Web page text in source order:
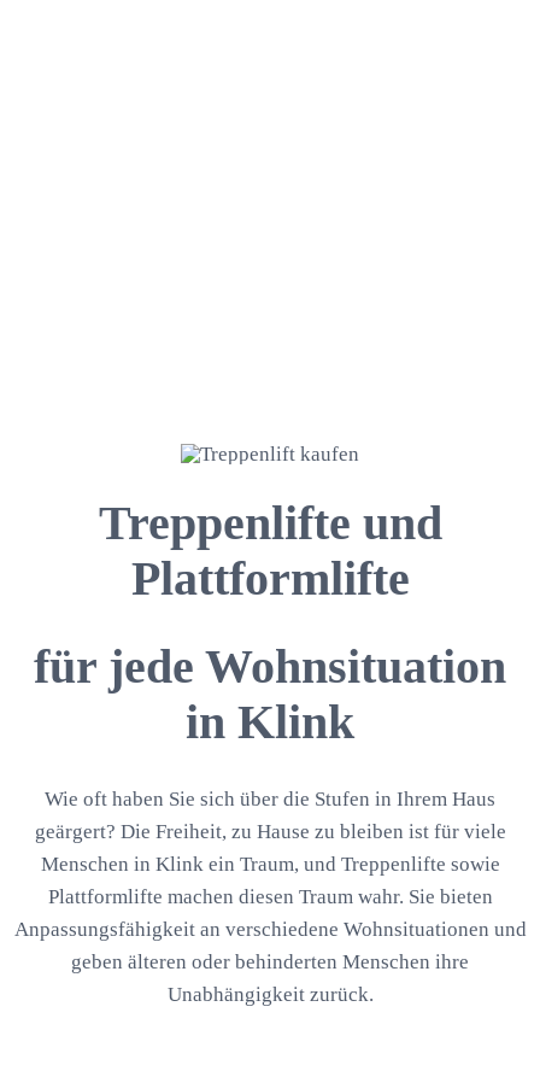
Treppenlifte und
Plattformlifte
für jede Wohnsituation
in Klink
Wie oft haben Sie sich über die Stufen in Ihrem Haus
geärgert? Die Freiheit, zu Hause zu bleiben ist für viele
Menschen in Klink ein Traum, und Treppenlifte sowie
Plattformlifte machen diesen Traum wahr. Sie bieten
Anpassungsfähigkeit an verschiedene Wohnsituationen und
geben älteren oder behinderten Menschen ihre
Unabhängigkeit zurück.